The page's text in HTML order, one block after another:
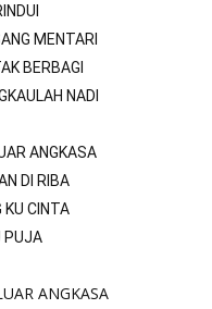
MENTARI
BERBAGI
NADI
ANGKASA
DI RIBA
KU CINTA
PUJA
ANGKASA